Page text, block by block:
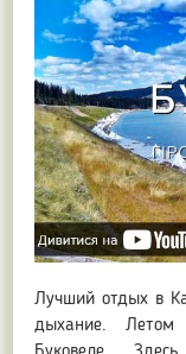
Лучший отдых в
дыхание.